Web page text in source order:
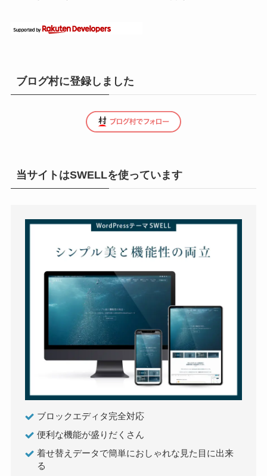
ブログ村に登録しました
当サイトはSWELLを使っています
ブロックエディタ完全対応
便利な機能が盛りだくさん
着せ替えデータで簡単におしゃれな見た目に出来
る